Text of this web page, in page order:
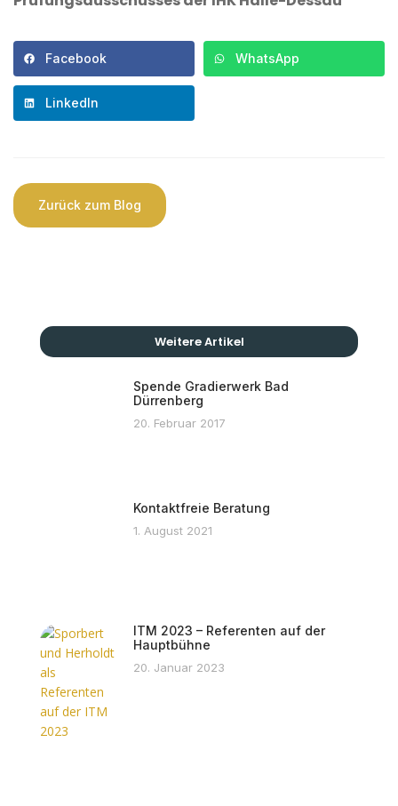
Facebook WhatsApp
LinkedIn
Zurück zum Blog
Weitere Artikel
Spende Gradierwerk Bad
Dürrenberg
20. Februar 2017
Kontaktfreie Beratung
1. August 2021
ITM 2023 – Referenten auf der
Hauptbühne
20. Januar 2023